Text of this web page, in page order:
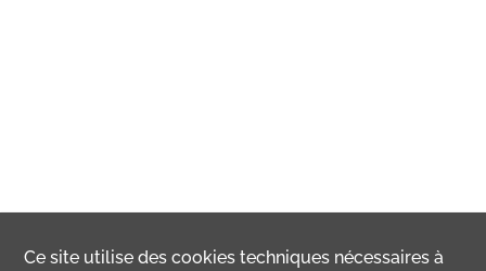
Ce site utilise descookies techniques nécessaires à